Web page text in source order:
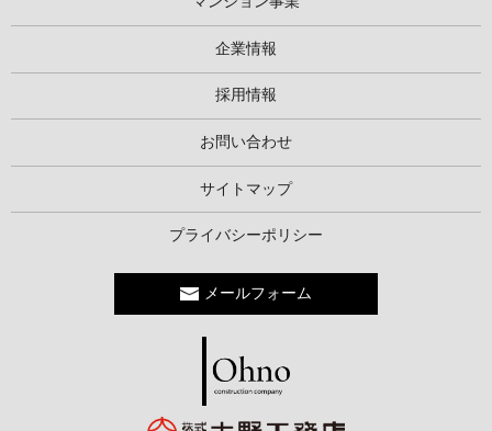
企業情報
採用情報
お問い合わせ
サイトマップ
プライバシーポリシー
メールフォーム